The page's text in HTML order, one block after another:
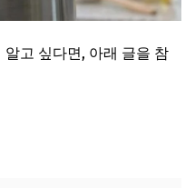
고 싶다면, 아래 글을 참